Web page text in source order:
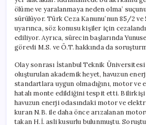
ölüme ve yaralanmaya neden olma’
sürülüyor. Türk Ceza Kanunu’nun 85/2
uyarınca, söz konusu kişiler için
ediliyor. Ayrıca, sürecin başlarında
görevli M.S. ve Ö.T. hakkında da
Olay sonrası İstanbul Teknik
oluşturulan akademik heyet, havuzun
standartlara uygun olmadığını, motor ve
hatalı monte edildiğini tespit etti.
havuzun enerji odasındaki motor ve
kuran N.B. ile daha önce arızalanan
takan H.İ. asli kusurlu bulunmuştu.